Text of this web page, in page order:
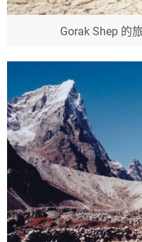
Gorak Shep 的